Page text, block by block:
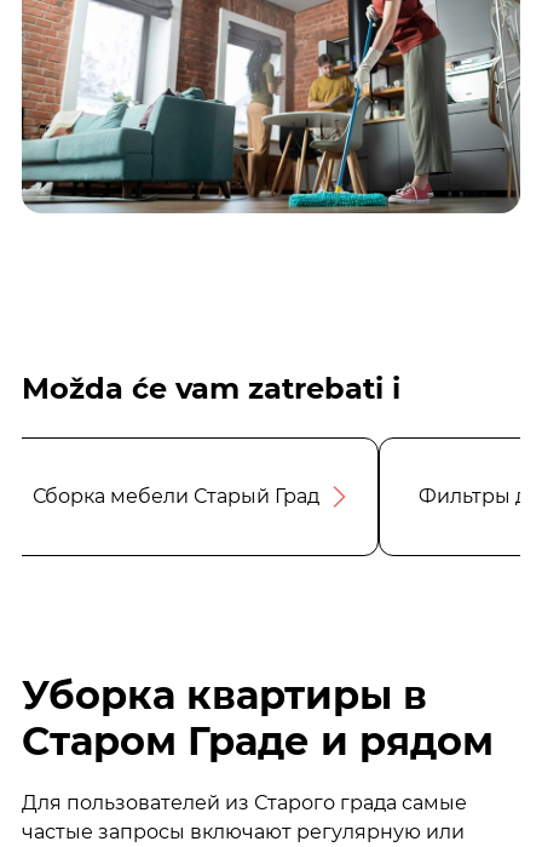
Možda će vam zatrebati i
Сборка мебели Старый Град Фильтры
Уборка квартиры в
Старом Граде и рядом
Для пользователей из Старого града самые
частые запросы включают регулярную или